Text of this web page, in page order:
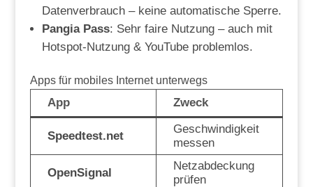
Datenverbrauch – keine automatische Sperre.
Pangia Pass: Sehr faire Nutzung – auch mit
Hotspot-Nutzung & YouTube problemlos.
Apps für mobiles Internet unterwegs
App Zweck
Speedtest.net
Geschwindigkeit
messen
OpenSignal
Netzabdeckung
prüfen